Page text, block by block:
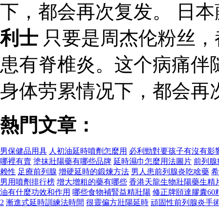
下，都会再次复发。 日
利士 只要是周杰伦粉丝
患有脊椎炎。这个病痛
身体劳累情况下，都会
熱門文章：
男保健品用具 人初油延時噴劑怎麼用 必利勁對要孩子有沒有影
哪裡有賣 塗抹壯陽藥有哪些品牌 延時濕巾怎麼用法圖片 前列腺
赖性 足療前列腺 增硬延時的鍛煉方法 男人患前列腺炎吃啥藥
男用噴劑排行榜 增大增粗的藥有哪些 香港天龍生物壯陽藥生精
油有什麼功效和作用 哪些食物補腎益精壯陽 修正牌頤達膠囊60
2 漸進式延時訓練法時間 很靈偏方壯陽延時 頑固性前列腺炎手